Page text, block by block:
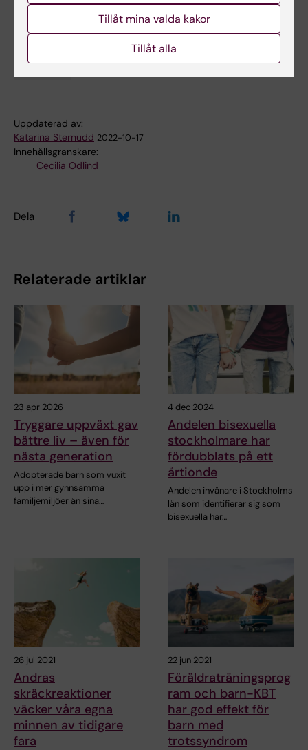
Tags
Sociologi
Uppdaterad av:
Katarina Sternudd 2022-10-17
Innehållsgranskare:
Cecilia Odlind
Dela
Relaterade artiklar
23 apr 2026
Tryggare uppväxt gav
bättre liv – även för
nästa generation
Adopterade barn som vuxit
upp i mer gynnsamma
familjemiljöer än sina…
4 dec 2024
Andelen bisexuella
stockholmare har
fördubblats på ett
årtionde
Andelen invånare i Stockholms
län som identifierar sig som
bisexuella har…
26 jul 2021
Andras
skräckreaktioner
väcker våra egna
minnen av tidigare
fara
22 jun 2021
Föräldraträningsprog
ram och barn-KBT
har god effekt för
barn med
trotssyndrom
Tillåt mina valda kakor
Tillåt alla